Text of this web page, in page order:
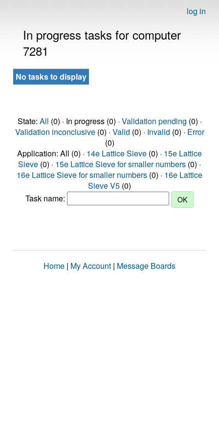
log in
In progress tasks for computer
7281
No tasks to display
State: All (0) · In progress (0) · Validation pending (0) ·
Validation inconclusive(0) · Valid (0) · Invalid (0) · Error
(0)
Application: All (0) · 14e Lattice Sieve (0) · 15e Lattice
Sieve (0) · 15e Lattice Sieve for smaller numbers (0) ·
16e Lattice Sieve for smaller numbers (0) · 16e Lattice
Sieve V5 (0)
Task name:
Home | My Account | Message Boards